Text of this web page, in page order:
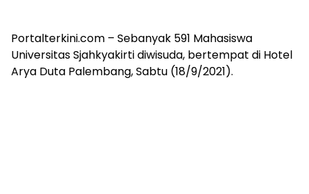
Portalterkini.com – Sebanyak 591 Mahasiswa
Universitas Sjahkyakirti diwisuda, bertempat di Hotel
Arya Duta Palembang, Sabtu (18/9/2021).